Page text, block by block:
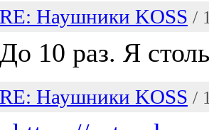
RE: Наушники KOSS /
До 10 раз. Я
RE: Наушники KOSS /